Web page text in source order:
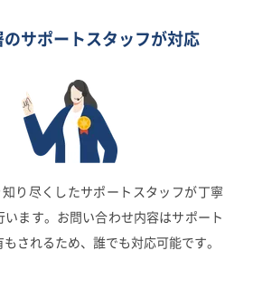
サポートスタッフが対応
り尽くしたサポートスタッフが丁寧
います。お問い合わせ内容はサポート
されるため、誰でも対応可能です。